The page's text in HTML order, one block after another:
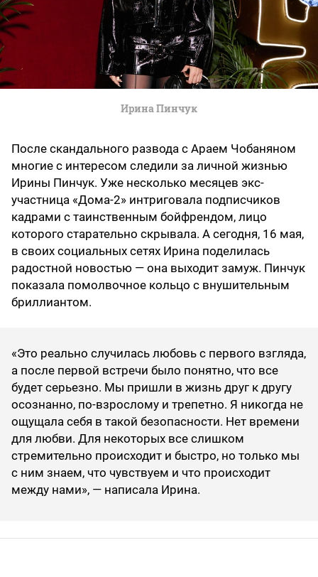
Ирина Пинчук
После скандального развода с Араем Чобаняном
многие с интересом следили за личной жизнью
Ирины Пинчук. Уже несколько месяцев экс-
участница «Дома-2» интриговала подписчиков
кадрами с таинственным бойфрендом, лицо
которого старательно скрывала. А сегодня, 16 мая,
в своих социальных сетях Ирина поделилась
радостной новостью — она выходит замуж. Пинчук
показала помолвочное кольцо с внушительным
бриллиантом.
«Это реально случилась любовь с первого взгляда,
а после первой встречи было понятно, что все
будет серьезно. Мы пришли в жизнь друг к другу
осознанно, по-взрослому и трепетно. Я никогда не
ощущала себя в такой безопасности. Нет времени
для любви. Для некоторых все слишком
стремительно происходит и быстро, но только мы
с ним знаем, что чувствуем и что происходит
между нами», — написала Ирина.